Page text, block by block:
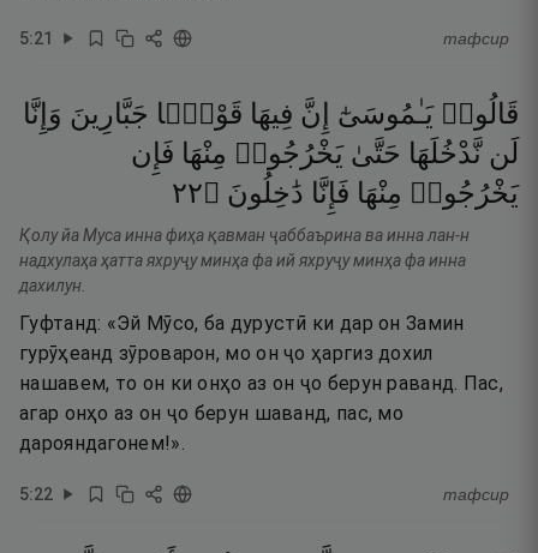
5:21 тафсир
قَالُوا۟ يَـٰمُوسَىٰٓ إِنَّ فِيهَا قَوْمًۭا جَبَّارِينَ وَإِنَّا
لَن نَّدْخُلَهَا حَتَّىٰ يَخْرُجُوا۟ مِنْهَا فَإِن
يَخْرُجُوا۟ مِنْهَا فَإِنَّا دَٰخِلُونَ ۝٢٢
Қолу йа Муса инна фиҳа қавман ҷаббаърина ва инна лан-н
надхулаҳа ҳатта яхруҷу минҳа фа ий яхруҷу минҳа фа инна
дахилун.
Гуфтанд: «Эй Мӯсо, ба дурустӣ ки дар он Замин
гурӯҳеанд зӯроварон, мо он ҷо ҳаргиз дохил
нашавем, то он ки онҳо аз он ҷо берун раванд. Пас,
агар онҳо аз он ҷо берун шаванд, пас, мо
дарояндагонем!».
5:22 тафсир